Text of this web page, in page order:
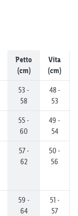
Petto
(cm)
Vita
(cm)
53 -
58
48 -
53
55 -
60
49 -
54
57 -
62
50 -
56
59 -
64
51 -
57